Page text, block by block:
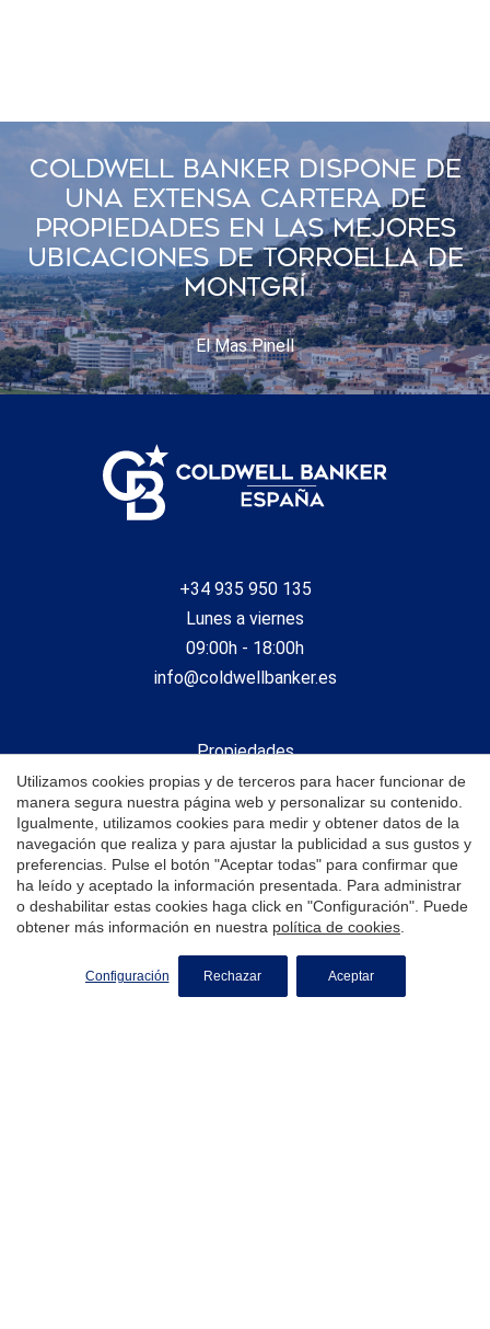
Coldwell Banker Dispone De
Una Extensa Cartera De
Propiedades En Las Mejores
Ubicaciones De Torroella De
Montgrí
El Mas Pinell
+34 935 950 135
Lunes a viernes
09:00h - 18:00h
info@coldwellbanker.es
Propiedades
Vender
Obra nueva
Agencias
Trabaja con nosotros
Franquicia
Conócenos
Zonas
Blog
Utilizamos cookies propias y de terceros para hacer funcionar de
manera segura nuestra página web y personalizar su contenido.
Igualmente, utilizamos cookies para medir y obtener datos de la
navegación que realiza y para ajustar la publicidad a sus gustos y
preferencias. Pulse el botón "Aceptar todas" para confirmar que
ha leído y aceptado la información presentada. Para administrar
o deshabilitar estas cookies haga click en "Configuración". Puede
obtener más información en nuestra política de cookies
Configuración Rechazar Aceptar
Guardar configuración Aceptar todas